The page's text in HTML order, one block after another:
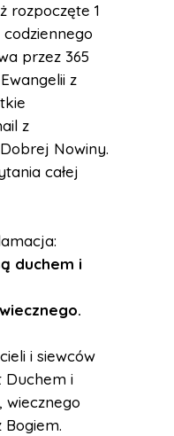
rozpoczęte 1
codziennego
przez 365
z
z
Nowiny.
całej
duchem i
i siewców
Duchem i
wiecznego
Bogiem.